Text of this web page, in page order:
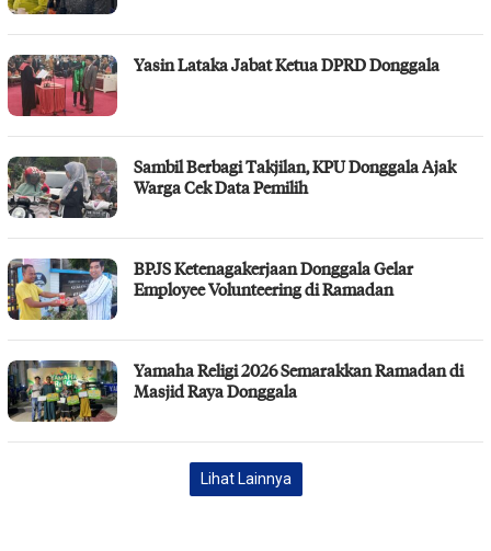
Yasin Lataka Jabat Ketua DPRD Donggala
Sambil Berbagi Takjilan, KPU Donggala Ajak
Warga Cek Data Pemilih
BPJS Ketenagakerjaan Donggala Gelar
Employee Volunteering di Ramadan
Yamaha Religi 2026 Semarakkan Ramadan di
Masjid Raya Donggala
Lihat Lainnya